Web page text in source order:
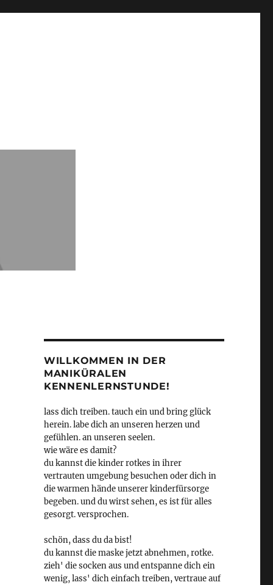
WILLKOMMEN IN DER
MANIKÜRALEN
KENNENLERNSTUNDE!
lass dich treiben. tauch ein und bring glück
herein. labe dich an unseren herzen und
gefühlen. an unseren seelen.
wie wäre es damit?
du kannst die kinder rotkes in ihrer
vertrauten umgebung besuchen oder dich in
die warmen hände unserer kinderfürsorge
begeben. und du wirst sehen, es ist für alles
gesorgt. versprochen.
schön, dass du da bist!
du kannst die maske jetzt abnehmen, rotke.
zieh' die socken aus und entspanne dich ein
wenig, lass' dich einfach treiben, vertraue auf